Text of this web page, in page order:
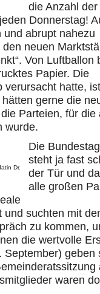
die Anzahl
Donnerstag!
abrupt nahezu
neuen
Von Luftballon
Papier. Die
verursacht hatte,
gerne die
Parteien, für die
wurde.
Dr.
Die
steht ja fast
der Tür und
alle großen
und suchten mit
zu kommen,
die wertvolle
September) geben
waren